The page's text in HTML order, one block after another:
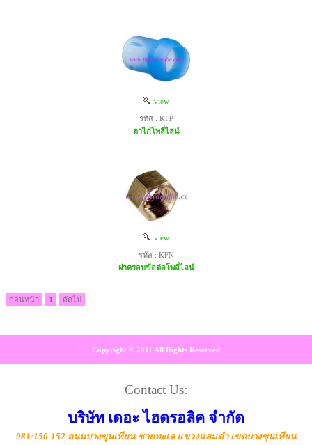
view
รหัส : KFP
ตาไก่โพลี่ไลน์
view
รหัส : KFN
ฝาครอบข้อต่อโพลี่ไลน์
ก่อนหน้า 1 ถัดไป
Copyright © 2011 All Rights Reserved
Contact Us:
บริษัท เดอะ ไฮดรอลิค จำกัด
981/150-152 ถนนบางขุนเทียน-ชายทะเล แขวงแสมดำ เขตบางขุนเทียน